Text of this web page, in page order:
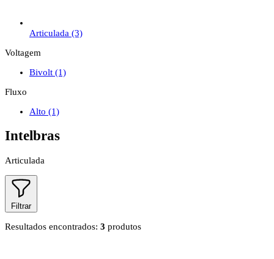
Articulada (3)
Voltagem
Bivolt (1)
Fluxo
Alto (1)
Intelbras
Articulada
Filtrar
Resultados encontrados: 3 produtos